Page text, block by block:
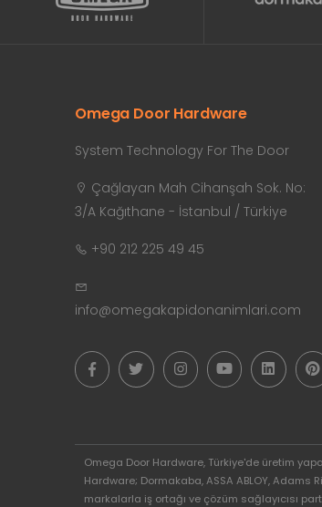
Omega Door Hardware
System Technology For The Door
Çağlayan Mah Cihanşah Sok. No:
3/A Kağıthane - İstanbul / Türkiye
+90 212 225 49 45
info@omegakapidonanimlari.com
Omega Door Hardware, Türkiye'de üretim
Hardware; Dormakaba, ASSA ABLOY, Adams
markalarla iş ortağı ve çözüm sağlayıcısı